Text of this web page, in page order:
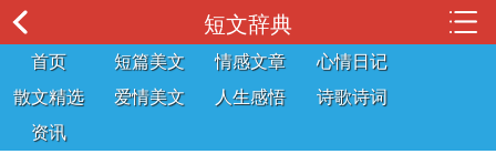
短文辞典
首页 短篇美文 情感文章
心情日记
散文精选
爱情美文 人生感悟
诗歌诗词
资讯